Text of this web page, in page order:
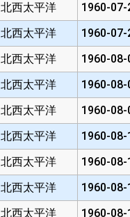
北西太平洋
1960-07-
北西太平洋
1960-07-
北西太平洋
1960-08-
北西太平洋
1960-08-
北西太平洋
1960-08-
北西太平洋
1960-08-
北西太平洋
1960-08-
北西太平洋
1960-08-
北西太平洋
1960-08-